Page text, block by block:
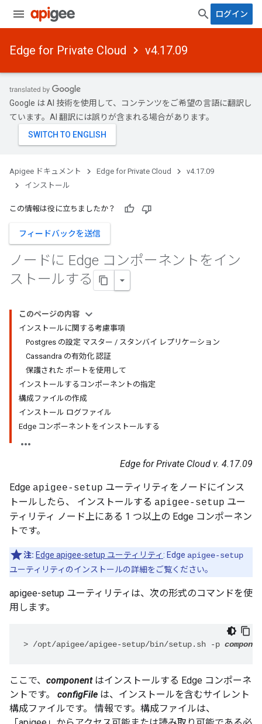
ログイン
Edge for Private Cloud v4.17.09
Google は AI 技術を使用して、コンテンツをご希望の言語に翻訳し
ています。AI 翻訳には誤りが含まれる場合があります。
Apigee ドキュメント Edge for Private Cloud
v4.17.09
インストール
この情報は役に立ちましたか？
フィードバックを送信
ノードに Edge コンポーネントをイン
ストールする
このページの内容
インストールに関する考慮事項
Postgres の設定 マスター / スタンバイ レプリケーション
Cassandra の有効化 認証
保護された ポートを使用して
インストールするコンポーネントの指定
構成ファイルの作成
インストール ログファイル
Edge コンポーネントをインストールする
Edge for Private Cloud v. 4.17.09
Edge apigee-setup ユーティリティをノードにインス
トールしたら、 インストールする apigee-setup ユー
ティリティ ノード上にある 1 つ以上の Edge コンポーネン
トです。
注: Edge apigee-setup ユーティリティ : Edge apigee-setup
ユーティリティのインストールの詳細をご覧ください。
apigee-setup ユーティリティは、次の形式のコマンドを使
用します。
> /opt/apigee/apigee-setup/bin/setup.sh -p
ここで、 componentはインストールする Edge コンポーネ
ントです。 configFile は、インストールを含むサイレント
構成ファイルです。 情報です。構成ファイルは、